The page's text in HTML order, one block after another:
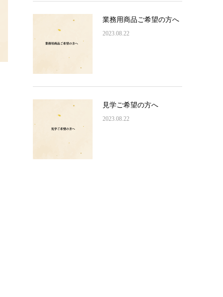
業務用商品ご希望の方へ
2023.08.22
見学ご希望の方へ
2023.08.22